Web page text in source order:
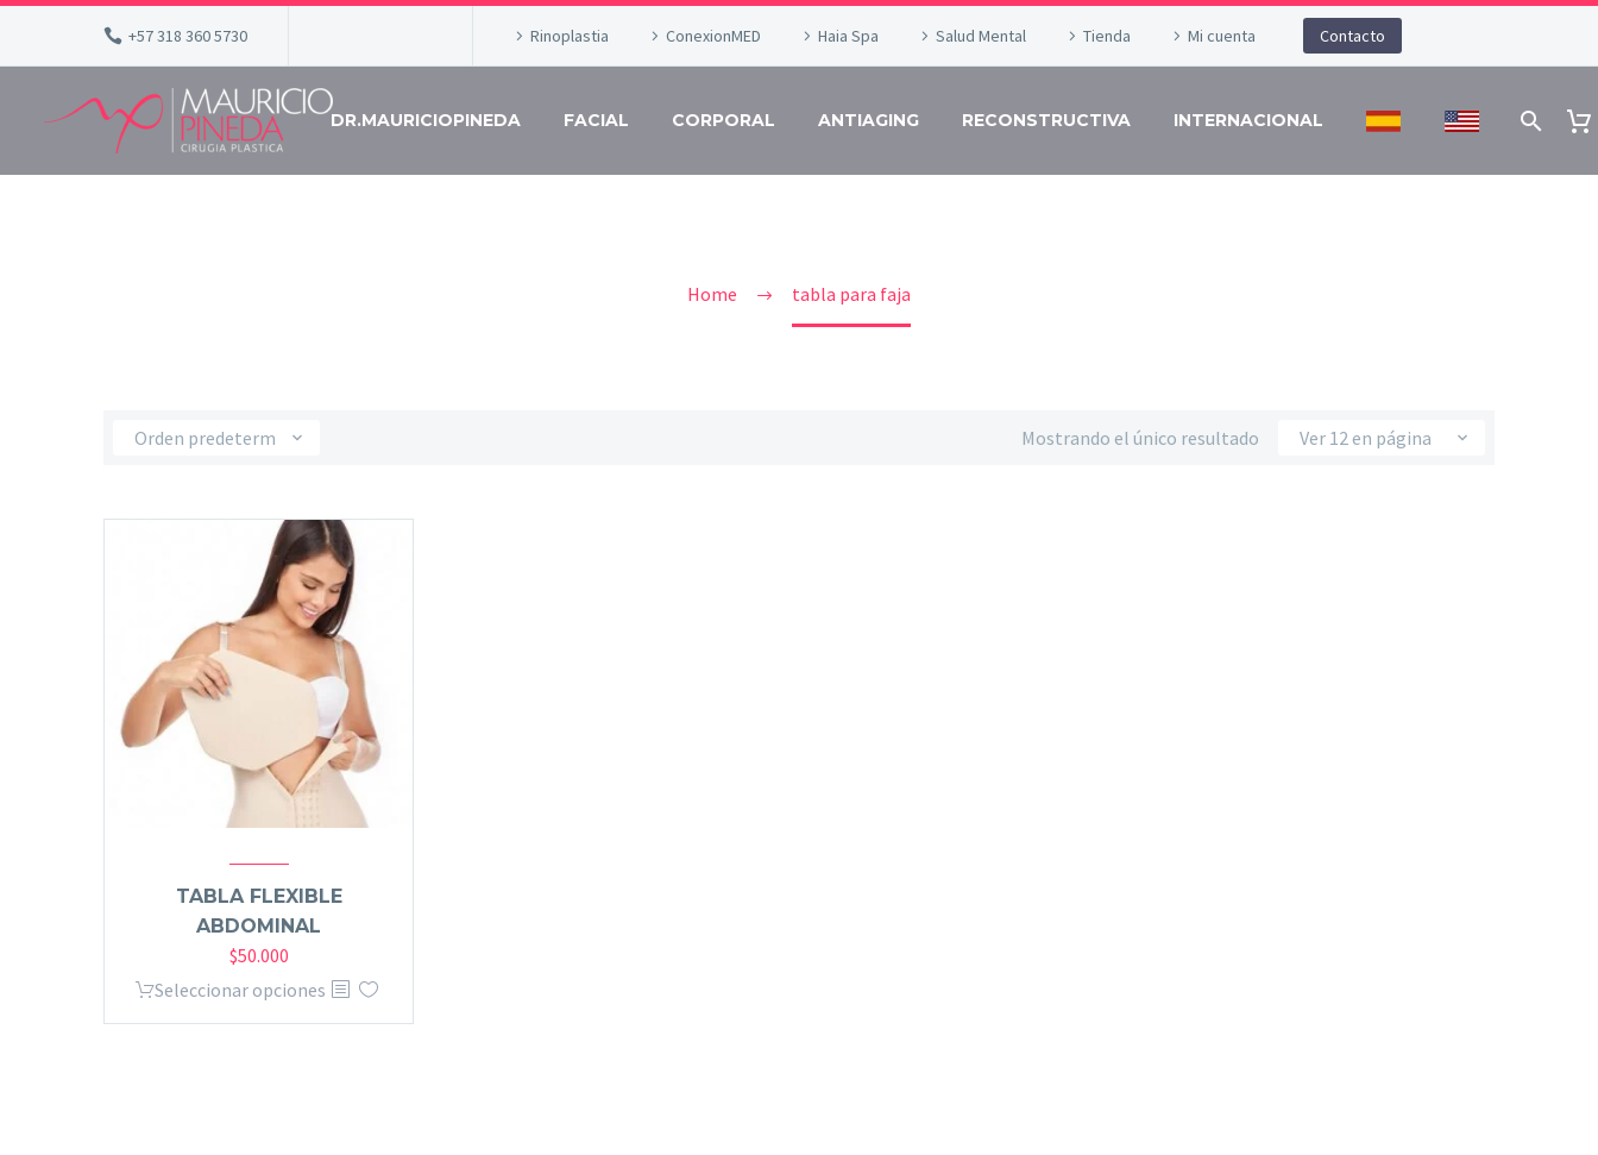
+57 318 360 5730 Rinoplastia ConexionMED Haia Spa Salud Mental Tienda Mi cuenta Contacto
DR.MAURICIOPINEDA FACIAL CORPORAL ANTIAGING RECONSTRUCTIVA INTERNACIONAL
TABLA PARA FAJA
Home tabla para faja
Orden predeterminado Ver 12 en página
Mostrando el único resultado
TABLA FLEXIBLE
ABDOMINAL
$50.000
Seleccionar opciones